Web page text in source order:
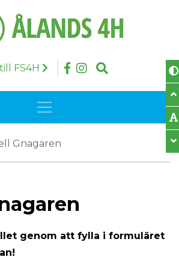
FS4H Follow us on
Följ oss på
Search
Toggle navigation
Gnagaren
genom att fylla i formuläret